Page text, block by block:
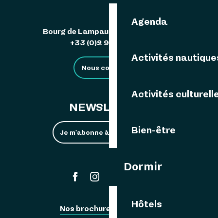
Agenda
Activités
Activités
Bien-être
Dormir
Hôtels
Bourg de Lampaul 29242 Ouessant
+33 (0)2 98 48 85 83
Nous contacter
NEWSLETTER
Je m'abonne à la newsletter
Nos brochures Espace Pro